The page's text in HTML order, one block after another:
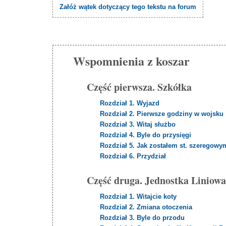
Załóż wątek dotyczący tego tekstu na forum
Wspomnienia z koszar
Część pierwsza. Szkółka
Rozdział 1. Wyjazd
Rozdział 2. Pierwsze godziny w wojsku
Rozdział 3. Witaj służbo
Rozdział 4. Byle do przysięgi
Rozdział 5. Jak zostałem st.
Rozdział 6. Przydział
Część druga. Jednostka Liniowa
Rozdział 1. Witajcie koty
Rozdział 2. Zmiana otoczenia
Rozdział 3. Byle do przodu